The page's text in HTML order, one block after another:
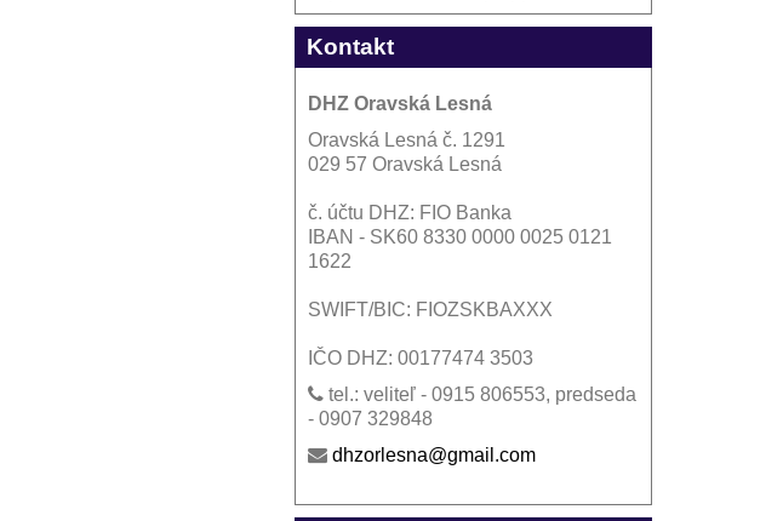
Kontakt
DHZ Oravská Lesná
Oravská Lesná č. 1291
029 57 Oravská Lesná
č. účtu DHZ: FIO Banka
IBAN - SK60 8330 0000 0025 0121
1622
SWIFT/BIC: FIOZSKBAXXX
IČO DHZ: 00177474 3503
tel.: veliteľ - 0915 806553, predseda
- 0907 329848
dhzorlesna@gmail.com